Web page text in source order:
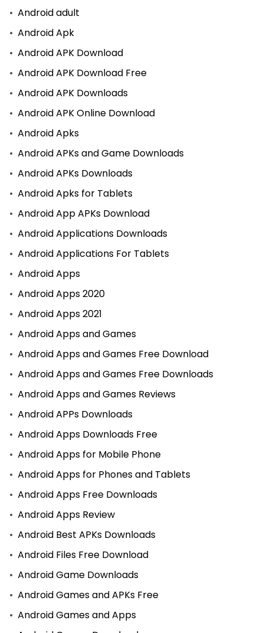
Android adult
Android Apk
Android APK Download
Android APK Download Free
Android APK Downloads
Android APK Online Download
Android Apks
Android APKs and Game Downloads
Android APKs Downloads
Android Apks for Tablets
Android App APKs Download
Android Applications Downloads
Android Applications For Tablets
Android Apps
Android Apps 2020
Android Apps 2021
Android Apps and Games
Android Apps and Games Free Download
Android Apps and Games Free Downloads
Android Apps and Games Reviews
Android APPs Downloads
Android Apps Downloads Free
Android Apps for Mobile Phone
Android Apps for Phones and Tablets
Android Apps Free Downloads
Android Apps Review
Android Best APKs Downloads
Android Files Free Download
Android Game Downloads
Android Games and APKs Free
Android Games and Apps